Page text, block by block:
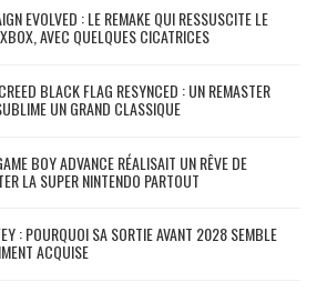
EVOLVED : LE REMAKE QUI RESSUSCITE LE
AVEC QUELQUES CICATRICES
BLACK FLAG RESYNCED : UN REMASTER
UN GRAND CLASSIQUE
BOY ADVANCE RÉALISAIT UN RÊVE DE
LA SUPER NINTENDO PARTOUT
: POURQUOI SA SORTIE AVANT 2028 SEMBLE
ACQUISE